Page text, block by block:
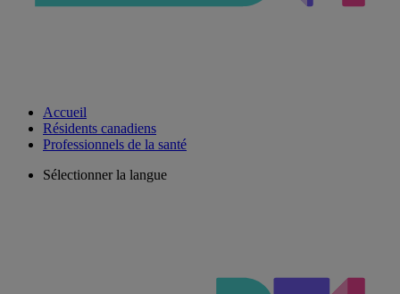
Accueil
Résidents canadiens
Professionnels de la santé
Sélectionner la langue